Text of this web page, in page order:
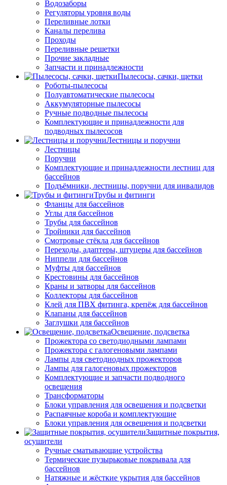
Водозаборы
Регуляторы уровня воды
Переливные лотки
Каналы перелива
Проходы
Переливные решетки
Прочие закладные
Запчасти и принадлежности
Пылесосы, сачки, щетки
Роботы-пылесосы
Полуавтоматические пылесосы
Аккумуляторные пылесосы
Ручные подводные пылесосы
Комплектующие и принадлежности для
подводных пылесосов
Лестницы и поручни
Лестницы
Поручни
Комплектующие и принадлежности лестниц для
бассейнов
Подъёмники, лестницы, поручни для инвалидов
Трубы и фитинги
Фланцы для бассейнов
Углы для бассейнов
Трубы для бассейнов
Тройники для бассейнов
Смотровые стёкла для бассейнов
Переходы, адаптеры, штуцеры для бассейнов
Ниппели для бассейнов
Муфты для бассейнов
Крестовины для бассейнов
Краны и затворы для бассейнов
Коллекторы для бассейнов
Клей для ПВХ фитинга, крепёж для бассейнов
Клапаны для бассейнов
Заглушки для бассейнов
Освещение, подсветка
Прожектора со светодиодными лампами
Прожектора с галогеновыми лампами
Лампы для светодиодных прожекторов
Лампы для галогеновых прожекторов
Комплектующие и запчасти подводного
освещения
Трансформаторы
Блоки управления для освещения и подсветки
Распаячные короба и комплектующие
Блоки управления для освещения и подсветки
Защитные покрытия,
осушители
Ручные сматывающие устройства
Термические пузырьковые покрывала для
бассейнов
Натяжные и жёсткие укрытия для бассейнов